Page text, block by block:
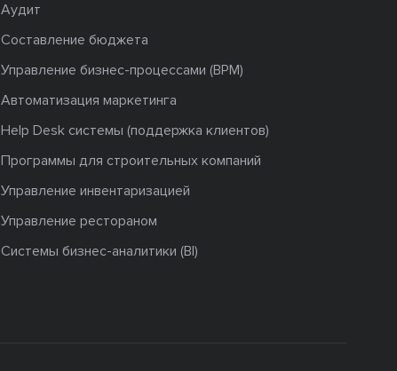
Аудит
Составление бюджета
Управление бизнес-процессами (BPM)
Автоматизация маркетинга
Help Desk системы (поддержка клиентов)
Программы для строительных компаний
Управление инвентаризацией
Управление рестораном
Системы бизнес-аналитики (BI)